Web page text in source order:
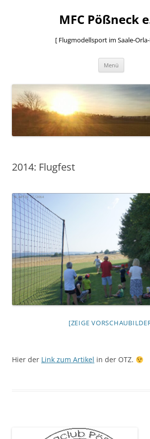
MFC Pößneck
[ Flugmodellsport im Saale-
Menü
2014: Flugfest
[ZEIGE
Hier der Link zum Artikel in der OTZ.